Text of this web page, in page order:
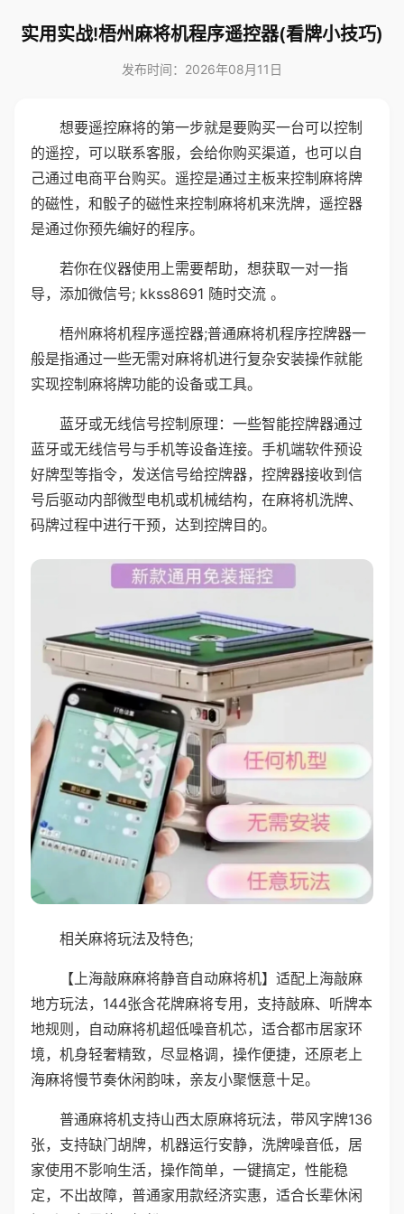
实用实战!梧州麻将机程序遥控器(看牌小技巧)
发布时间：2026年08月11日
想要遥控麻将的第一步就是要购买一台可以控制
的遥控，可以联系客服，会给你购买渠道，也可以自
己通过电商平台购买。遥控是通过主板来控制麻将牌
的磁性，和骰子的磁性来控制麻将机来洗牌，遥控器
是通过你预先编好的程序。
若你在仪器使用上需要帮助，想获取一对一指
导，添加微信号; kkss8691 随时交流 。
梧州麻将机程序遥控器;普通麻将机程序控牌器一
般是指通过一些无需对麻将机进行复杂安装操作就能
实现控制麻将牌功能的设备或工具。
蓝牙或无线信号控制原理：一些智能控牌器通过
蓝牙或无线信号与手机等设备连接。手机端软件预设
好牌型等指令，发送信号给控牌器，控牌器接收到信
号后驱动内部微型电机或机械结构，在麻将机洗牌、
码牌过程中进行干预，达到控牌目的。
相关麻将玩法及特色;
【上海敲麻麻将静音自动麻将机】适配上海敲麻
地方玩法，144张含花牌麻将专用，支持敲麻、听牌本
地规则，自动麻将机超低噪音机芯，适合都市居家环
境，机身轻奢精致，尽显格调，操作便捷，还原老上
海麻将慢节奏休闲韵味，亲友小聚惬意十足。
普通麻将机支持山西太原麻将玩法，带风字牌136
张，支持缺门胡牌，机器运行安静，洗牌噪音低，居
家使用不影响生活，操作简单，一键搞定，性能稳
定，不出故障，普通家用款经济实惠，适合长辈休闲